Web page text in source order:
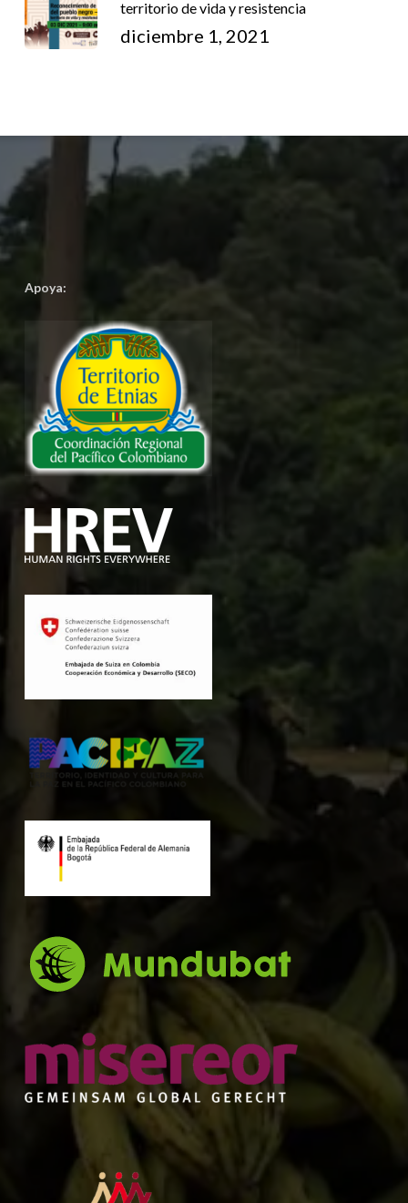
territorio de vida y resistencia
diciembre 1, 2021
Apoya: